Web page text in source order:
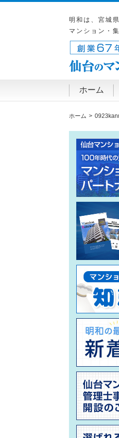
明和は、宮城
マンション・
ホーム
ホーム